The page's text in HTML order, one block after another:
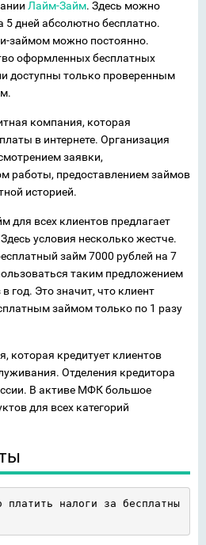
Лайм-Займ. Здесь можно
5 дней абсолютно бесплатно.
займом можно постоянно.
оформленных бесплатных
доступны только проверенным
компания, которая
в интернете. Организация
заявки,
работы, предоставлением займов
историей.
для всех клиентов предлагает
Здесь условия несколько жестче.
займ 7000 рублей на 7
таким предложением
год. Это значит, что клиент
займом только по 1 разу
которая кредитует клиентов
Отделения кредитора
В активе МФК большое
для всех категорий
налоги за бесплатны